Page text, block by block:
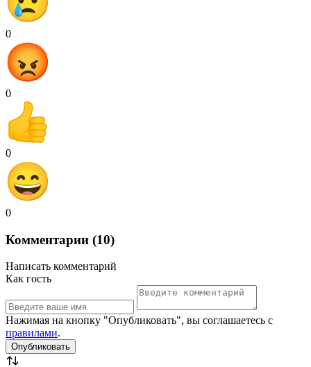
0
0
0
0
Комментарии (10)
Написать комментарий
Как гость
Нажимая на кнопку "Опубликовать", вы соглашаетесь с
правилами.